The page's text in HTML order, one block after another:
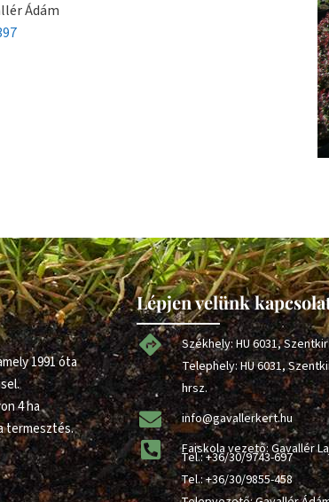
Ádám
1991 óta
4 ha
termesztés.
Lépjen velünk
Székhely: HU 6031,
Telephely: HU 6031,
hrsz.
info@gavallerkert.hu
Faiskola vezető: Gavallér
Tel.:+36/30/9743-697
Tel.:+36/30/9855-458